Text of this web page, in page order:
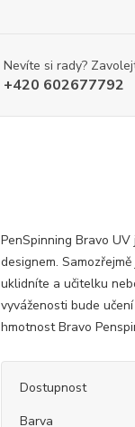
Nevíte si rady?
+420 602677792
PenSpinning Bravo
designem.
uklidníte a učitelku
vyváženosti bude
hmotnost Bravo
Dostupnost
Barva